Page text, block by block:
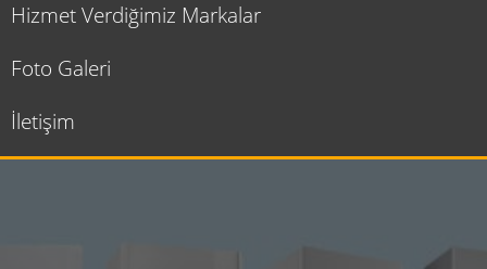
Hizmet Verdiğimiz Markalar
Foto Galeri
İletişim